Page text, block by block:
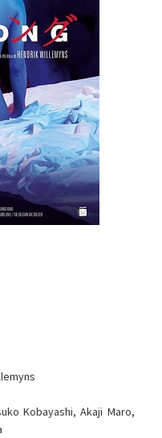
Kobayashi, Akaji Maro,